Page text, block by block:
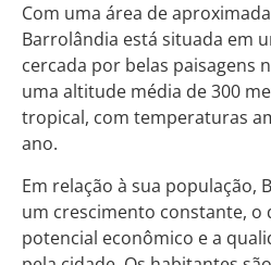
Com uma área de
Barrolândia está situada em
cercada por belas paisagens
uma altitude média de 300
tropical, com temperaturas
ano.
Em relação à sua população,
um crescimento constante, o
potencial econômico e a